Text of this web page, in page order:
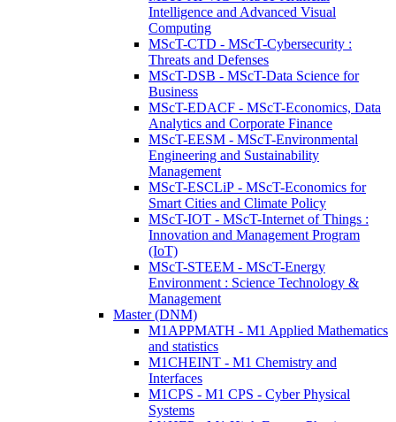
Intelligence and Advanced Visual
Computing
MScT-CTD - MScT-Cybersecurity :
Threats and Defenses
MScT-DSB - MScT-Data Science for
Business
MScT-EDACF - MScT-Economics, Data
Analytics and Corporate Finance
MScT-EESM - MScT-Environmental
Engineering and Sustainability
Management
MScT-ESCLiP - MScT-Economics for
Smart Cities and Climate Policy
MScT-IOT - MScT-Internet of Things :
Innovation and Management Program
(IoT)
MScT-STEEM - MScT-Energy
Environment : Science Technology &
Management
Master (DNM)
M1APPMATH - M1 Applied Mathematics
and statistics
M1CHEINT - M1 Chemistry and
Interfaces
M1CPS - M1 CPS - Cyber Physical
Systems